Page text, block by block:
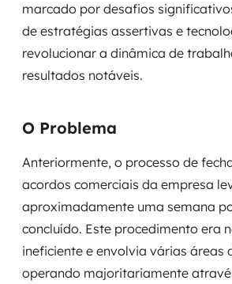
Desenvolvimento web e mobile
Modernização tecnológica
Arquitetura de soluções
Migração para Cloud
Transformação digital
Sustentar operações com eficiência
Sustentação de aplicações
marcado por desafios
de estratégias assertivas e
revolucionar a dinâmica de
resultados notáveis.
O Problema
Anteriormente, o processo de
acordos comerciais da empresa
aproximadamente uma semana
concluído. Este procedimento era
ineficiente e envolvia várias áreas
operando majoritariamente